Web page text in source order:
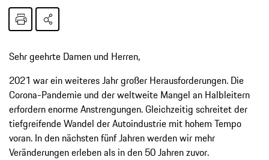
Sehr geehrte Damen und Herren,
2021 war ein weiteres Jahr großer Herausforderungen. Die
Corona-Pandemie und der weltweite Mangel an Halbleitern
erfordern enorme Anstrengungen. Gleichzeitig schreitet der
tiefgreifende Wandel der Autoindustrie mit hohem Tempo
voran. In den nächsten fünf Jahren werden wir mehr
Veränderungen erleben als in den 50 Jahren zuvor.